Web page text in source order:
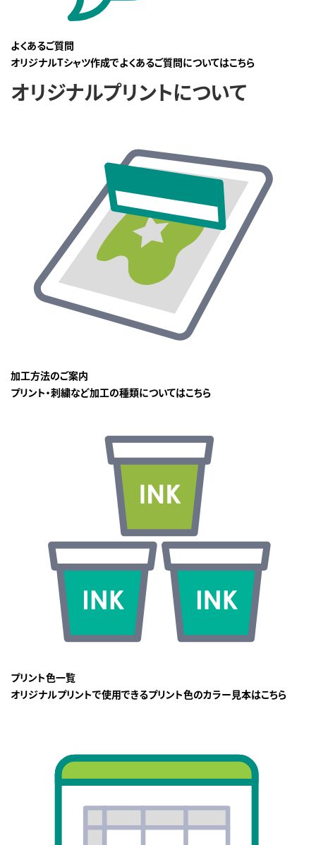
よくあるご質問
オリジナルTシャツ作成でよくあるご質問についてはこちら
オリジナルプリントについて
加工方法のご案内
プリント・刺繍など加工の種類についてはこちら
プリント色一覧
オリジナルプリントで使用できるプリント色のカラー見本はこちら